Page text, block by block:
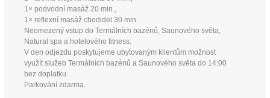
1× podvodní masáž 20 min.,
1× reflexní masáž chodidel 30 min.
Neomezený vstup do Termálních bazénů, Saunového světa,
Natural spa a hotelového fitness.
V den odjezdu poskytujeme ubytovaným klientům možnost
využít služeb Termálních bazénů a Saunového světa do 14:00
bez doplatku.
Parkování zdarma.